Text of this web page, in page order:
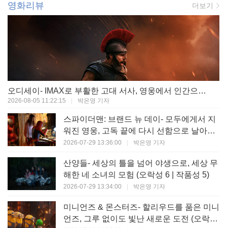
영화리뷰 더보기
오디세이- IMAX로 부활한 고대 서사, 영웅에서 인간으로의 귀환 (오락성 9 | 작품성 9)
2026-08-05 11:22:15 박은영 기자
스파이더맨: 브랜드 뉴 데이- 모두에게서 지
워진 영웅, 고독 끝에 다시 선함으로 날아오
르다 (오락성 8 | 작품성 8)
2026-07-29 13:36:00 박은영 기자
산양들- 세상의 틀을 넘어 야생으로, 세상 무
해한 네 소녀의 모험 (오락성 6 | 작품성 5)
2026-07-29 13:34:00 박은영 기자
미니언즈 & 몬스터즈- 할리우드를 품은 미니
언즈, 그루 없이도 빛난 새로운 도전 (오락성